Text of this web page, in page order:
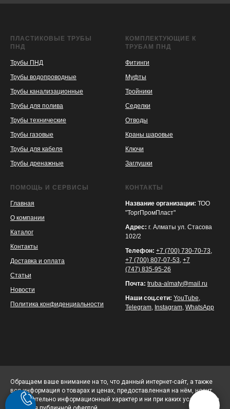
ПЛАСТИКОВЫЕ ТРУБЫ
ПНД
Трубы ПНД
Трубы водопроводные
Трубы канализационные
Трубы для полива
Трубы технические
Трубы газовые
Трубы для кабеля
Трубы дренажные
КОМПЛЕКТУЮЩИЕ К
ТРУБАМ ПНД
Фитинги
Муфты
Тройники
Седелки
Отводы
Краны шаровые
Ключи
Заглушки
ПОМОЩЬ И СЕРВИСЫ
Главная
О компании
Каталог
Контакты
Доставка и оплата
Статьи
Новости
Политика конфиденциальности
КОНТАКТЫ
Название организации: ТОО
"ТоргПромПласт"
Адрес: г. Алматы ул. Стасова
102/2
Телефон: +7 (700) 730-70-73,
+7 (700) 807-07-53, +7
(747) 835-95-26
Почта: truba-almaty@mail.ru
Наши соц.сети: YouTube,
Telegram, Instagram, WhatsApp
Обращаем ваше внимание на то, что данный интернет-сайт, а также
вся информация о товарах и ценах, предоставленная на нём, носит
исключительно информационный характер и ни при каких условиях не